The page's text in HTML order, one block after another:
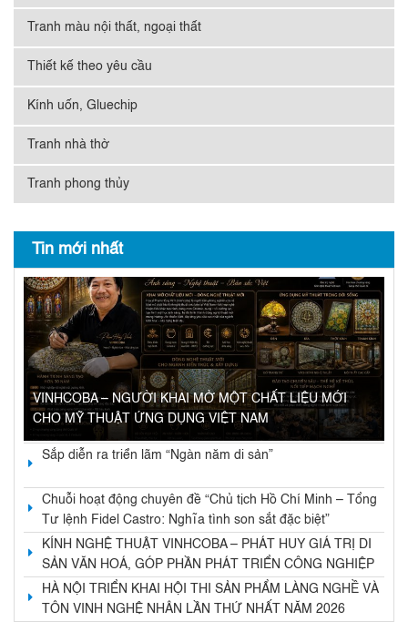
Tranh màu nội thất, ngoại thất
Thiết kế theo yêu cầu
Kính uốn, Gluechip
Tranh nhà thờ
Tranh phong thủy
Tin mới nhất
VINHCOBA – NGƯỜI KHAI MỞ MỘT CHẤT LIỆU MỚI
CHO MỸ THUẬT ỨNG DỤNG VIỆT NAM
Sắp diễn ra triển lãm “Ngàn năm di sản”
Chuỗi hoạt động chuyên đề “Chủ tịch Hồ Chí Minh – Tổng
Tư lệnh Fidel Castro: Nghĩa tình son sắt đặc biệt”
KÍNH NGHỆ THUẬT VINHCOBA – PHÁT HUY GIÁ TRỊ DI
SẢN VĂN HOÁ, GÓP PHẦN PHÁT TRIỂN CÔNG NGHIỆP
VĂN HOÁ VÀ KINH TẾ DI SẢN
HÀ NỘI TRIỂN KHAI HỘI THI SẢN PHẨM LÀNG NGHỀ VÀ
TÔN VINH NGHỆ NHÂN LẦN THỨ NHẤT NĂM 2026